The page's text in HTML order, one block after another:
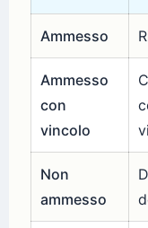
Ammesso
Ammesso
con
vincolo
Non
ammesso